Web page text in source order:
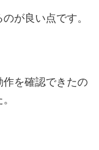
が良い点です。
を確認できたの